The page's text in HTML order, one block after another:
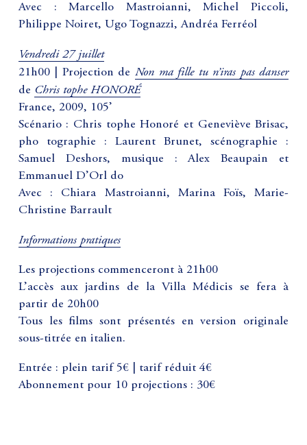
Avec : Marcello Mastroianni, Michel Piccoli,
Philippe Noiret, Ugo Tognazzi, Andréa Ferréol
Vendredi 27 juillet
21h00 | Projection de Non ma fille tu n’iras pas danser
de Chris tophe HONORÉ
France, 2009, 105’
Scénario : Chris tophe Honoré et Geneviève Brisac,
pho tographie : Laurent Brunet, scénographie :
Samuel Deshors, musique : Alex Beaupain et
Emmanuel D’Orl do
Avec : Chiara Mastroianni, Marina Foïs, Marie-
Christine Barrault
Informations pratiques
Les projections commenceront à 21h00
L’accès aux jardins de la Villa Médicis se fera à
partir de 20h00
Tous les films sont présentés en version originale
sous-titrée en italien.
Entrée : plein tarif 5€ | tarif réduit 4€
Abonnement pour 10 projections : 30€